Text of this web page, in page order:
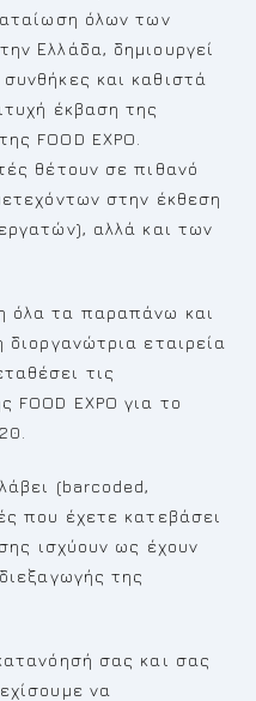
όλων των
Ελλάδα, δημιουργεί
και καθιστά
έκβαση της
FOOD EXPO.
θέτουν σε πιθανό
στην έκθεση
αλλά και των
όλα τα παραπάνω και
εταιρεία
τις
FOOD EXPO για το
(barcoded,
που έχετε κατεβάσει
ισχύουν ως έχουν
της
σας και σας
να